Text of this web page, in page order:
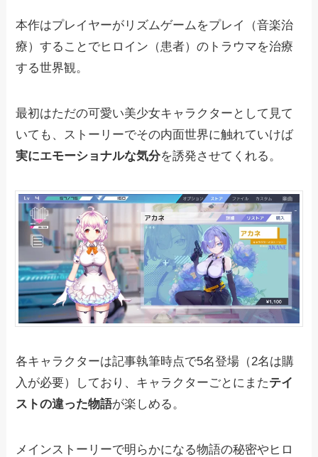
本作はプレイヤーがリズムゲームをプレイ（音楽治
療）することでヒロイン（患者）のトラウマを治療
する世界観。
最初はただの可愛い美少女キャラクターとして見て
いても、ストーリーでその内面世界に触れていけば
実にエモーショナルな気分を誘発させてくれる。
各キャラクターは記事執筆時点で5名登場（2名は購
入が必要）しており、キャラクターごとにまたテイ
ストの違った物語が楽しめる。
メインストーリーで明らかになる物語の秘密やヒロ